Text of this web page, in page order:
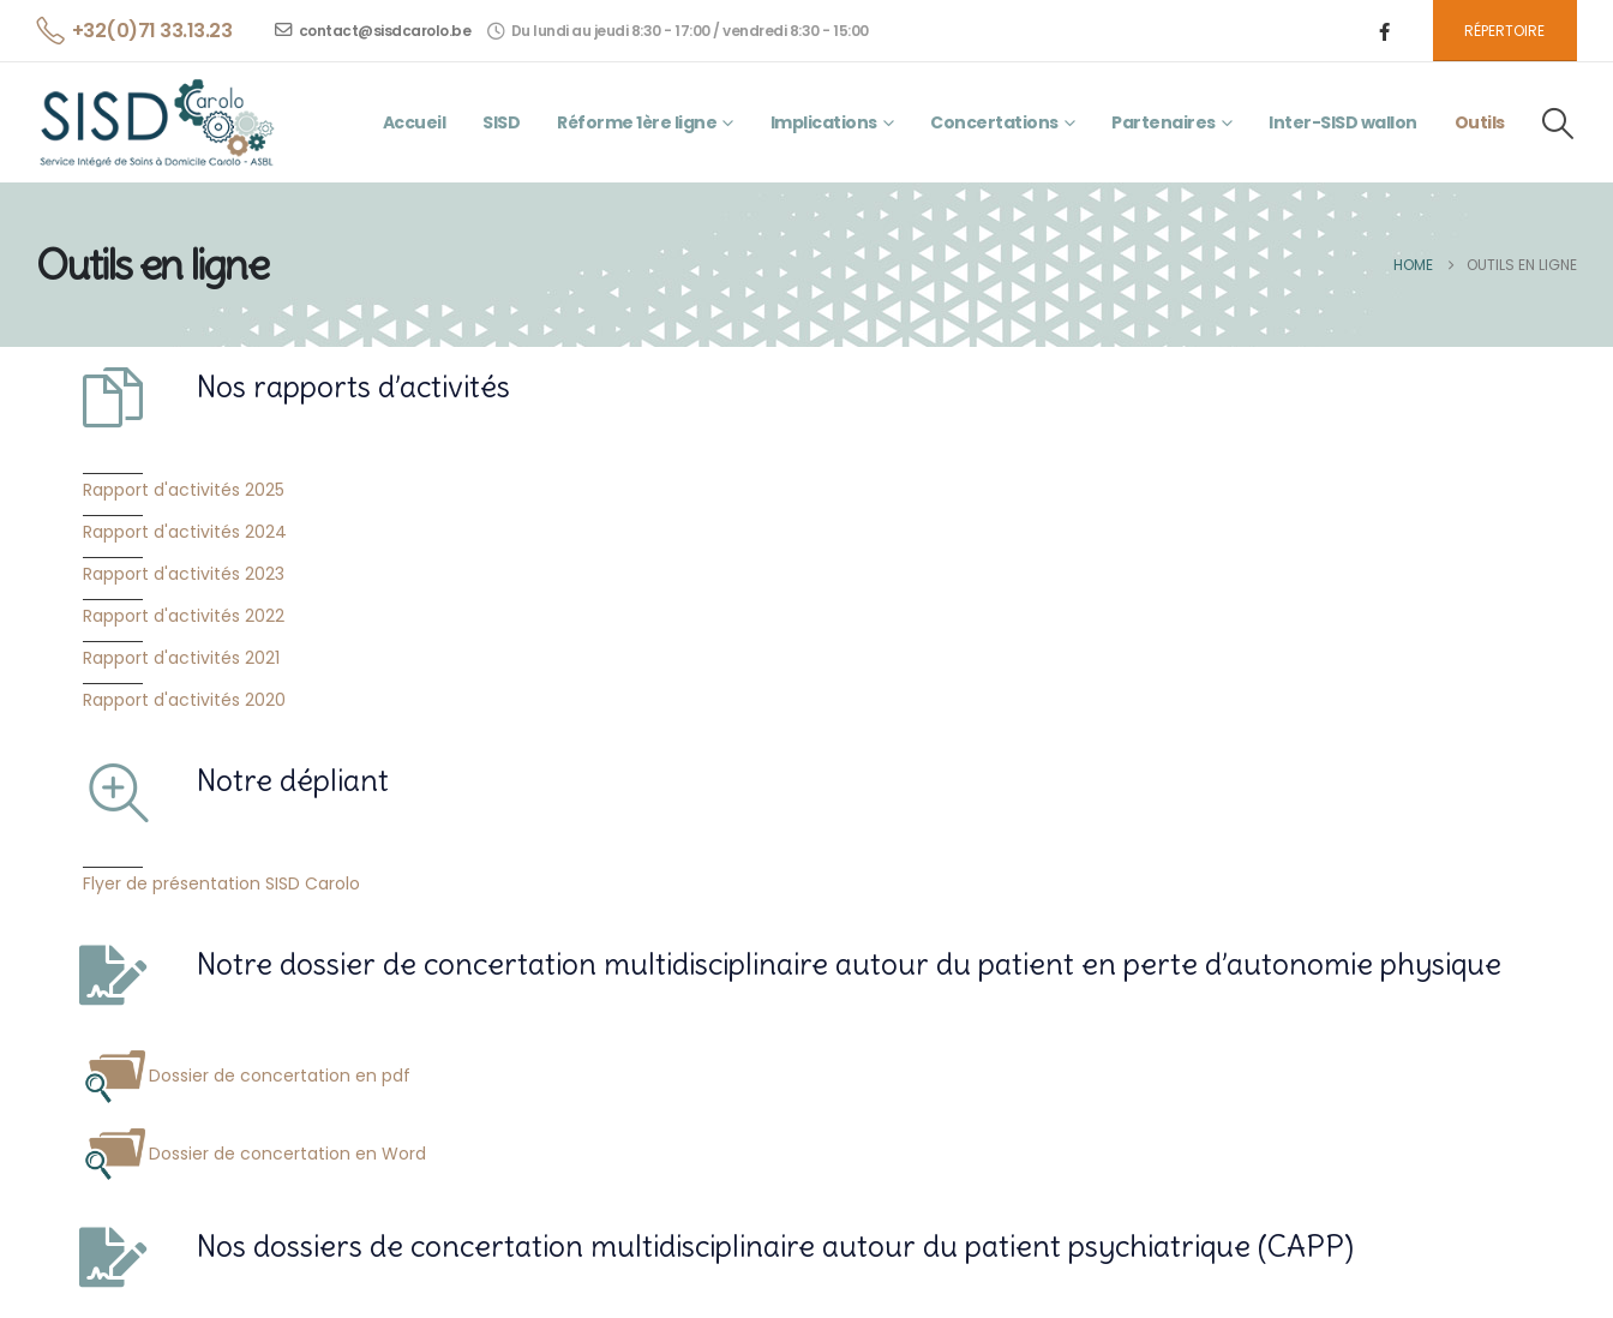
+32(0)71 33.13.23 contact@sisdcarolo.be Du lundi au jeudi 8:30 - 17:00 / vendredi 8:30 - 15:00 RÉPERTOIRE
Accueil SISD Réforme 1ère ligne Implications Concertations Partenaires Inter-SISD wallon Outils
Outils en ligne HOME OUTILS EN LIGNE
Nos rapports d’activités
Rapport d'activités 2025
Rapport d'activités 2024
Rapport d'activités 2023
Rapport d'activités 2022
Rapport d'activités 2021
Rapport d'activités 2020
Notre dépliant
Flyer de présentation SISD Carolo
Notre dossier de concertation multidisciplinaire autour du patient en perte d’autonomie physique
Dossier de concertation en pdf
Dossier de concertation en Word
Nos dossiers de concertation multidisciplinaire autour du patient psychiatrique (CAPP)